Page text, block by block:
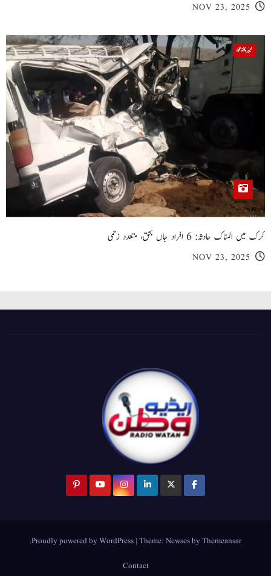
NOV 23, 2025
خیبر پختونخوا
کرک میں المناک حادثہ: 6 افراد جاں بحق، متعدد زخمی
NOV 23, 2025
Proudly powered by WordPress |Theme:NewsesbyThemeansar
.
Contact